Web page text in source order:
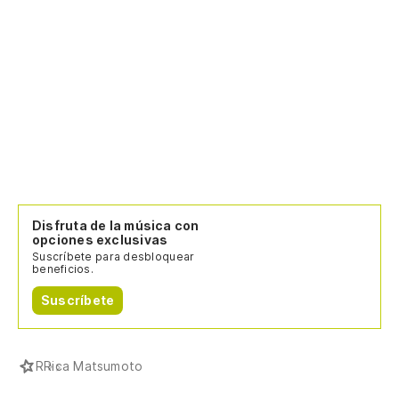
Disfruta de la música con
opciones exclusivas
Suscríbete para desbloquear
beneficios.
Suscríbete
RRica Matsumoto